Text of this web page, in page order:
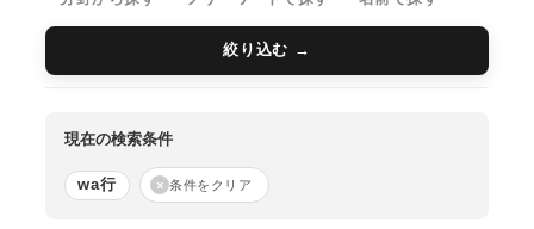
絞り込む →
現在の検索条件
wa行 × 条件をクリア